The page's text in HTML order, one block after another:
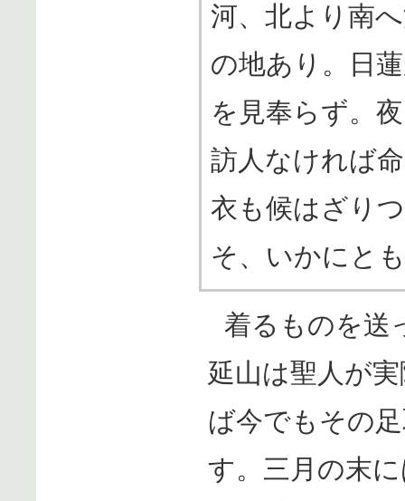
河、北より南
の地あり。日
を見奉らず。
訪人なければ
衣も候はざり
そ、いかにと
着るものを送
延山は聖人が
ば今でもその
す。三月の末